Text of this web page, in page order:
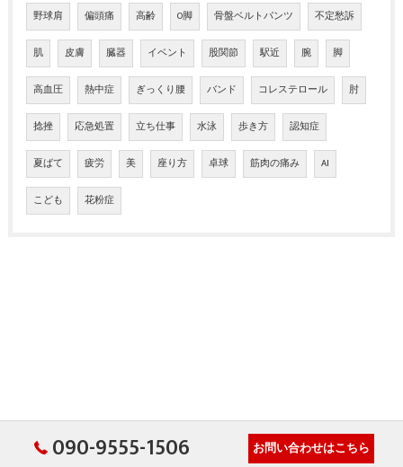
野球肩 偏頭痛 高齢 O脚 骨盤ベルトパンツ 不定愁訴
肌 皮膚 臓器 イベント 股関節 駅近 腕 脚
高血圧 熱中症 ぎっくり腰 バンド コレステロール 肘
捻挫 応急処置 立ち仕事 水泳 歩き方 認知症
夏ばて 疲労 美 座り方 卓球 筋肉の痛み AI
こども 花粉症
090-9555-1506 お問い合わせはこちら